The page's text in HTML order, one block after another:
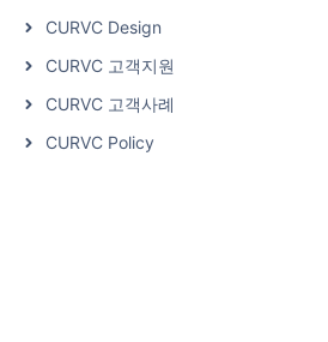
CURVC Design
CURVC 고객지원
CURVC 고객사례
CURVC Policy